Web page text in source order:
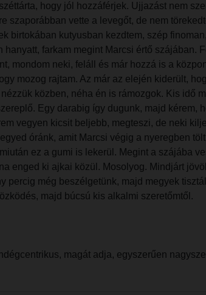
hogy jól hozzáférjek. Ujjazást nem
vette a levegőt, de nem
birtokában kutyusban kezdtem, szép
farkam megint Marcsi értő szájában.
mondom neki, feláll és már hozzá is a
mozog rajtam. Az már az elején kiderült,
közben, néha én is rámozgok. Kis idő
Egy darabig így dugunk, majd
vegyen kicsit beljebb, megteszi, de neki
óránk, amit Marcsi végig a nyeregben
ez a gumi is lekerül. Megint a szájába
enged ki ajkai közül. Mosolyog. Mindjárt
még beszélgetünk, majd megyek
majd búcsú kis alkalmi szeretőmtől.
magát adja, egyszerűen